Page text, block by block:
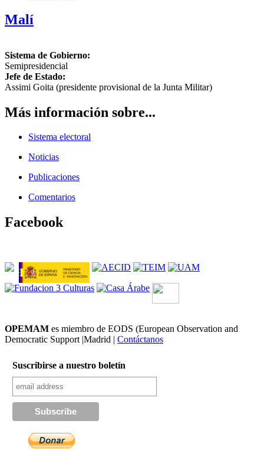
Malí
Sistema de Gobierno:
Semipresidencial
Jefe de Estado:
Assimi Goita (presidente provisional de la Junta Militar)
Más información sobre...
Sistema electoral
Noticias
Publicaciones
Comentarios
Facebook
OPEMAM es miembro de EODS (European Observation and
Democratic Support |Madrid | Contáctanos
Suscribirse a nuestro boletín